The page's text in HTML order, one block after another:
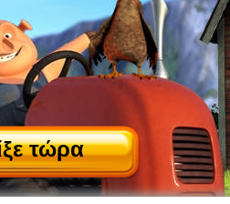
τώρα